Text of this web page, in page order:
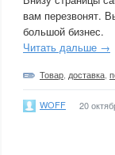
вам перезвонят.
большой бизнес.
Читать дальше →
Товар доставка
WOFF 20